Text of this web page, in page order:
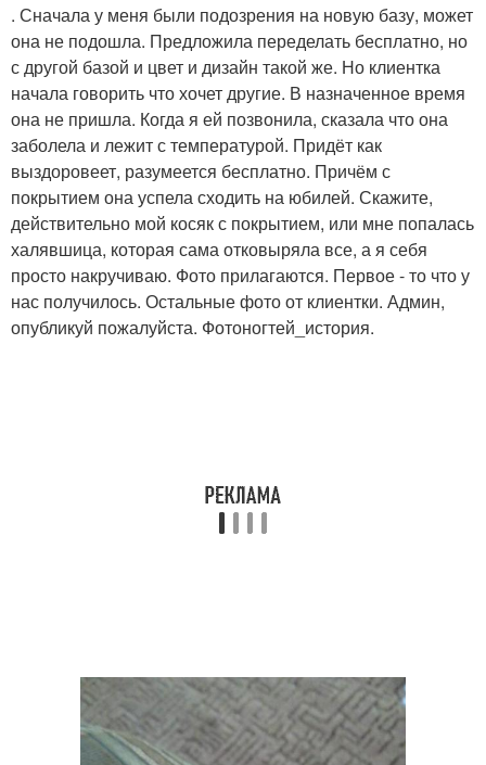
. Сначала у меня были подозрения на новую базу, может
она не подошла. Предложила переделать бесплатно, но
с другой базой и цвет и дизайн такой же. Но клиентка
начала говорить что хочет другие. В назначенное время
она не пришла. Когда я ей позвонила, сказала что она
заболела и лежит с температурой. Придёт как
выздоровеет, разумеется бесплатно. Причём с
покрытием она успела сходить на юбилей. Скажите,
действительно мой косяк с покрытием, или мне попалась
халявшица, которая сама отковыряла все, а я себя
просто накручиваю. Фото прилагаются. Первое - то что у
нас получилось. Остальные фото от клиентки. Админ,
опубликуй пожалуйста. Фотоногтей_история.